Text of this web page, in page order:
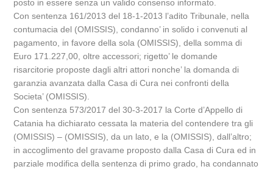
posto in essere senza un valido consenso informato.
Con sentenza 161/2013 del 18-1-2013 l’adito Tribunale, nella
contumacia del (OMISSIS), condanno’ in solido i convenuti al
pagamento, in favore della sola (OMISSIS), della somma di
Euro 171.227,00, oltre accessori; rigetto’ le domande
risarcitorie proposte dagli altri attori nonche’ la domanda di
garanzia avanzata dalla Casa di Cura nei confronti della
Societa’ (OMISSIS).
Con sentenza 573/2017 del 30-3-2017 la Corte d’Appello di
Catania ha dichiarato cessata la materia del contendere tra gli
(OMISSIS) – (OMISSIS), da un lato, e la (OMISSIS), dall’altro;
in accoglimento del gravame proposto dalla Casa di Cura ed in
parziale modifica della sentenza di primo grado, ha condannato